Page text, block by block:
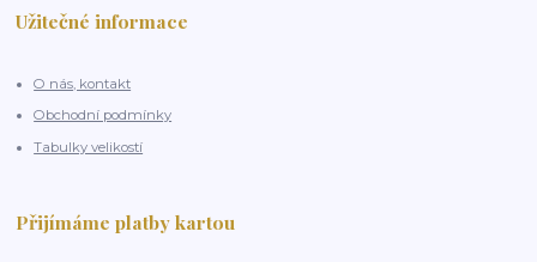
Užitečné informace
O nás, kontakt
Obchodní podmínky
Tabulky velikostí
Přijímáme platby kartou